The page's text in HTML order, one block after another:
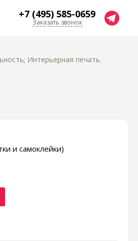
+7 (495) 585-0659
Заказать звонок
Интерьерная печать.
и самоклейки)